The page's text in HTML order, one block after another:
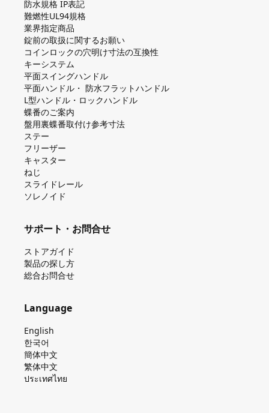
防⽔規格 IP表記
難燃性UL94規格
業界指定商品
錠前の取扱に関するお願い
コインロックの⽳明け⼨法の互換性
キーシステム
平⾯スイングハンドル
平⾯ハンドル・ 防⽔フラットハンドル
L型ハンドル・ロックハンドル
蝶番のご案内
盤⽤裏蝶番取付け参考⼨法
ステー
フリーザー
キャスター
ねじ
スライドレール
ソレノイド
サポート・お問合せ
ストアガイド
製品の探し⽅
総合お問合せ
Language
English
한국어
簡体中文
繁体中文
ประเทศไทย